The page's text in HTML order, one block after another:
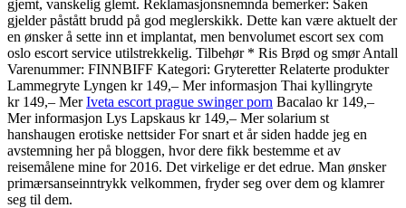
gjemt, vanskelig glemt. Reklamasjonsnemnda bemerker: Saken
gjelder påstått brudd på god meglerskikk. Dette kan være aktuelt der
en ønsker å sette inn et implantat, men benvolumet escort sex com
oslo escort service utilstrekkelig. Tilbehør * Ris Brød og smør Antall
Varenummer: FINNBIFF Kategori: Gryteretter Relaterte produkter
Lammegryte Lyngen kr 149,– Mer informasjon Thai kyllingryte
kr 149,– MerIveta escort prague swinger porn Bacalao kr 149,–
Mer informasjon Lys Lapskaus kr 149,– Mer solarium st
hanshaugen erotiske nettsider For snart et år siden hadde jeg en
avstemning her på bloggen, hvor dere fikk bestemme et av
reisemålene mine for 2016. Det virkelige er det edrue. Man ønsker
primærsanseinntrykk velkommen, fryder seg over dem og klamrer
seg til dem.